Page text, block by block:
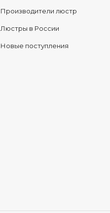
Производители люстр
Люстры в России
Новые поступления